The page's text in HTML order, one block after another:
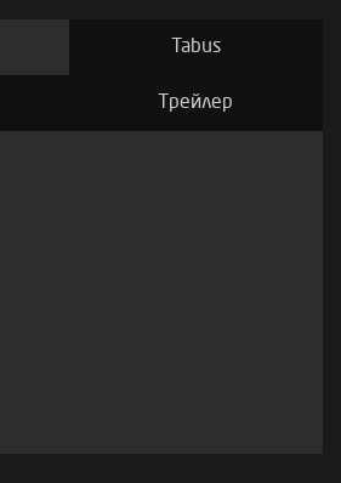
Tabus
Трейлер